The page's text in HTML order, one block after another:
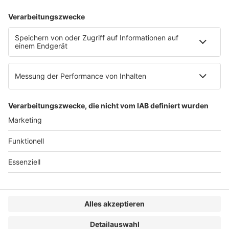
AGB
Datenschutzerklärung
Genderhinweis
Cookie-Einstellungen